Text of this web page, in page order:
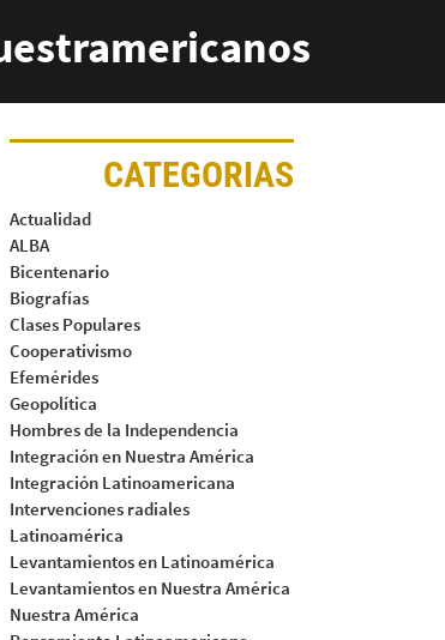
CATEGORIAS
Actualidad
ALBA
Bicentenario
Biografías
Clases Populares
Cooperativismo
Efemérides
Geopolítica
Hombres de la Independencia
Integración en Nuestra América
Integración Latinoamericana
Intervenciones radiales
Latinoamérica
Levantamientos en Latinoamérica
Levantamientos en Nuestra América
Nuestra América